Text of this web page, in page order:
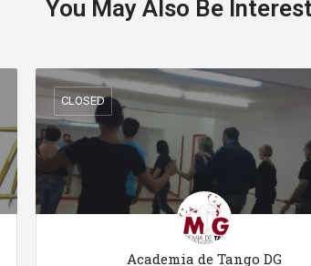
You May Also Be
Academia de Tango DG
CLOSED